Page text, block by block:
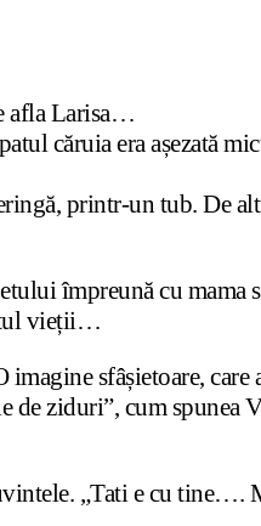
afla Larisa…
căruia era așezată
printr-un tub. De
împreună cu
vieții…
sfâșietoare,
de ziduri”, cum
„Tati e cu